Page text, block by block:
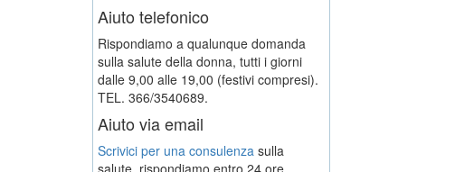
Aiuto telefonico
Rispondiamo a qualunque domanda
sulla salute della donna, tutti i giorni
dalle 9,00 alle 19,00 (festivi compresi).
TEL. 366/3540689.
Aiuto via email
Scrivici per una consulenza sulla
salute, rispondiamo entro 24 ore.